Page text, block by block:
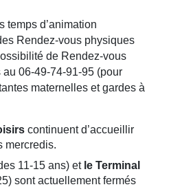
temps d’animation
Rendez-vous physiques
de Rendez-vous
06-49-74-91-95 (pour
maternelles et gardes à
continuent d’accueillir
mercredis.
11-15 ans) et le Terminal
sont actuellement fermés